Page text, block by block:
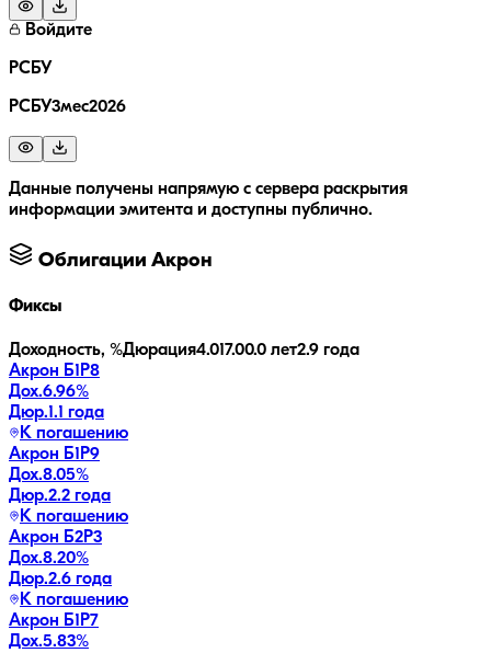
Войдите
РСБУ
РСБУ3мес2026
Данные получены напрямую с сервера раскрытия
информации эмитента и доступны публично.
Облигации Акрон
Фиксы
Доходность, %Дюрация4.017.00.0 лет2.9 года
Акрон Б1P8
Дох.6.96%
Дюр.1.1 года
К погашению
Акрон Б1P9
Дох.8.05%
Дюр.2.2 года
К погашению
Акрон Б2P3
Дох.8.20%
Дюр.2.6 года
К погашению
Акрон Б1P7
Дох.5.83%